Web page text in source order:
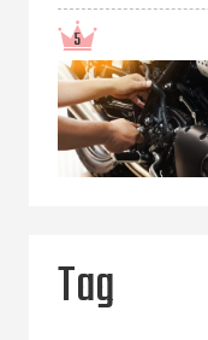
Tag